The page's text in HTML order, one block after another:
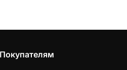
Покупателям